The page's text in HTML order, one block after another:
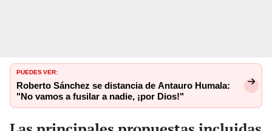
PUEDES VER:
Roberto Sánchez se distancia de Antauro Humala:
"No vamos a fusilar a nadie, ¡por Dios!"